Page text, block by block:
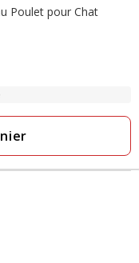
Poulet pour Chat